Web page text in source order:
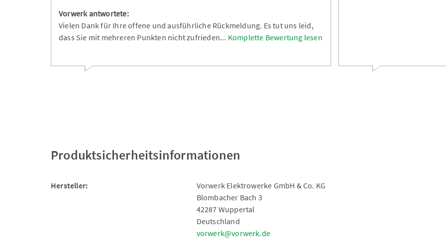
Vorwerk antwortete:
Vielen Dank für Ihre offene und ausführliche Rückmeldung. Es tut uns leid,
dass Sie mit mehreren Punkten nicht zufrieden... Komplette Bewertung lesen
Produktsicherheitsinformationen
Hersteller:
Vorwerk Elektrowerke GmbH & Co. KG
Blombacher Bach 3
42287 Wuppertal
Deutschland
vorwerk@vorwerk.de